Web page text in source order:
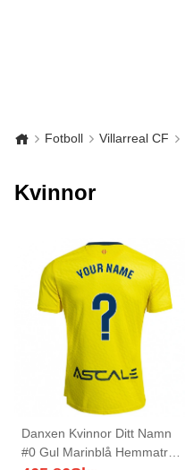
Fotboll Villarreal CF
Kvinnor
Danxen Kvinnor Ditt Namn
#0 Gul Marinblå Hemmatröja